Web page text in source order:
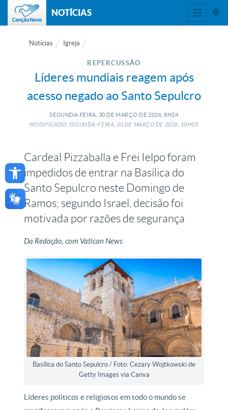
Open toolbar
NOTÍCIAS
Notícias Igreja
REPERCUSSÃO
Líderes mundiais reagem após
acesso negado ao Santo Sepulcro
SEGUNDA-FEIRA, 30 DE MARÇO DE 2026, 8H24
MODIFICADO: SEGUNDA-FEIRA, 30 DE MARÇO DE 2026, 10H03
Cardeal Pizzaballa e Frei Ielpo foram
impedidos de entrar na Basílica do
Santo Sepulcro neste Domingo de
Ramos; segundo Israel, decisão foi
motivada por razões de segurança
Da Redação, com Vatican News
Basílica do Santo Sepulcro / Foto: Cezary Wojtkowski de
Getty Images via Canva
Líderes políticos e religiosos em todo o mundo se